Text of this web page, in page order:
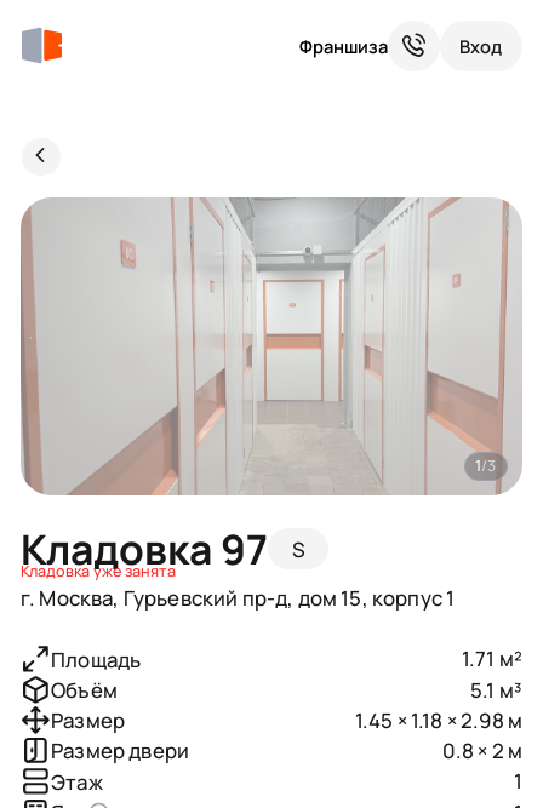
Франшиза Вход
Кладовка 97 S
Кладовка уже занята
г. Москва, Гурьевский пр-д, дом 15, корпус 1
1/3
Площадь
1.71 м²
Объём
5.1 м³
Размер
1.45 × 1.18 × 2.98 м
Размер двери
0.8 × 2 м
Этаж
1